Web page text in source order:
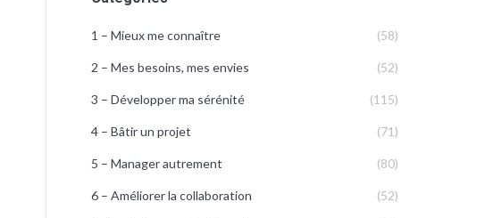
1 – Mieux me connaître (58)
2 – Mes besoins, mes envies (52)
3 – Développer ma sérénité (115)
4 – Bâtir un projet (71)
5 – Manager autrement (80)
6 – Améliorer la collaboration (52)